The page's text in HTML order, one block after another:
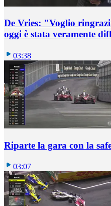
De Vries: "Voglio
oggi è stata veramente
03:38
Riparte la gara con la
03:07